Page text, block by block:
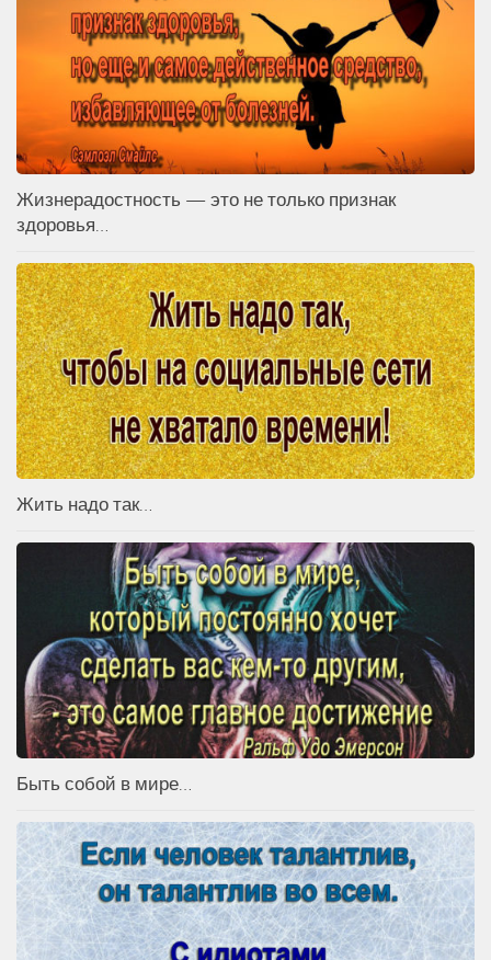
Жизнерадостность — это не только признак
здоровья…
Жить надо так…
Быть собой в мире…